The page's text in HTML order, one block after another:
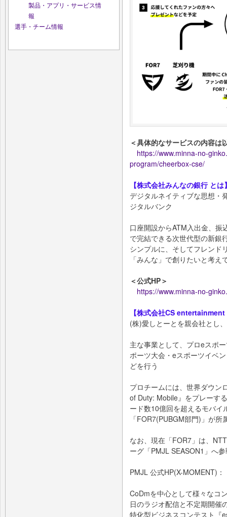
製品・アプリ・サービス情
報
選手・チーム情報
＜具体的なサービスの内容は
https://www.minna-no-
program/cheerbox-cse/
【株式会社みんなの銀⾏ とは
デジタルネイティブな思想・
ジタルバンク
⼝座開設からATM⼊出⾦、振
で完結できる次世代型の新銀
シンプルに、そしてフレンド
「みんな」で創りたいと考え
＜公式HP＞
https://www.minna-no-
【株式会社CS
(株)愛しとーとを親会社とし
主な事業として、プロeスポ
ポーツ大会・eスポーツイベ
どを行う
プロチームには、世界ダウン
of Duty: Mobile』をプレーす
ード数10億回を超えるモバイ
「FOR7(PUBGM部門)」が所
なお、現在「FOR7」は、
ーグ「PMJL SEASON1」へ
PMJL 公式HP(X-MOMENT)
CoDmを中心として様々なコ
日のラジオ配信と不定期開催
特化型ビジネスコンテスト『